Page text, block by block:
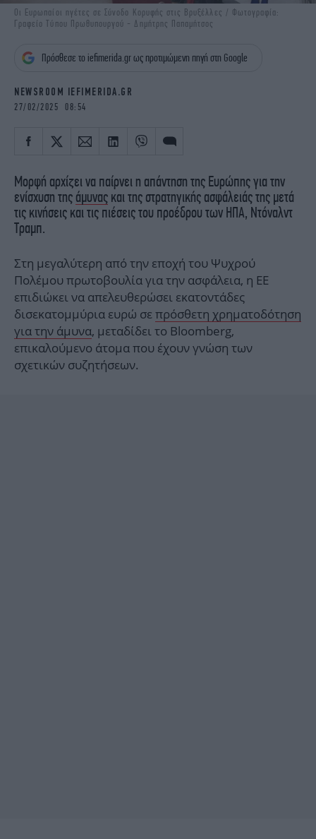
iBOOKS
ΖΩΔΙΑ
OSCARS
THE OCEAN
NEWSLETTER
Οι Ευρωπαίοι ηγέτες σε Σύνοδο Κορυφής στις Βρυξέλλες / Φωτογραφία:
Γραφείο Τύπου Πρωθυπουργού - Δημήτρης Παπαμήτσος
Πρόσθεσε το iefimerida.gr ως προτιμώμενη πηγή στη Google
NEWSROOM IEFIMERIDA.GR
27/02/2025 08:54
Μορφή αρχίζει να παίρνει η απάντηση της Ευρώπης για την
ενίσχυση της άμυνας και της στρατηγικής ασφάλειάς της μετά
τις κινήσεις και τις πιέσεις του προέδρου των ΗΠΑ, Ντόναλντ
Τραμπ.
Στη μεγαλύτερη από την εποχή του Ψυχρού
Πολέμου πρωτοβουλία για την ασφάλεια, η ΕΕ
επιδιώκει να απελευθερώσει εκατοντάδες
δισεκατομμύρια ευρώ σε πρόσθετη χρηματοδότηση
για την άμυνα, μεταδίδει το Bloomberg,
επικαλούμενο άτομα που έχουν γνώση των
σχετικών συζητήσεων.